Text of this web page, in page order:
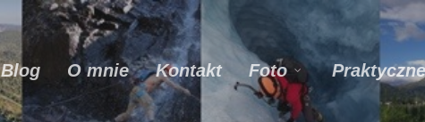
Blog O mnie Kontakt Foto